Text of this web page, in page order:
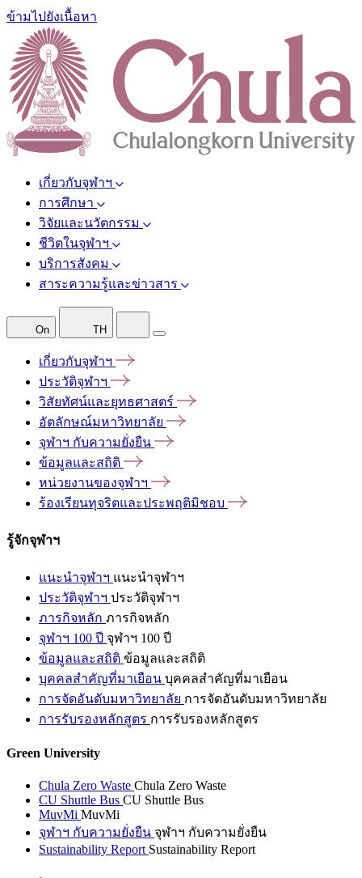
ข้ามไปยังเนื้อหา
เกี่ยวกับจุฬาฯ
การศึกษา
วิจัยและนวัตกรรม
ชีวิตในจุฬาฯ
บริการสังคม
สาระความรู้และข่าวสาร
On TH
เกี่ยวกับจุฬาฯ
ประวัติจุฬาฯ
วิสัยทัศน์และยุทธศาสตร์
อัตลักษณ์มหาวิทยาลัย
จุฬาฯ กับความยั่งยืน
ข้อมูลและสถิติ
หน่วยงานของจุฬาฯ
ร้องเรียนทุจริตและประพฤติมิชอบ
รู้จักจุฬาฯ
แนะนำจุฬาฯ แนะนำจุฬาฯ
ประวัติจุฬาฯ ประวัติจุฬาฯ
ภารกิจหลัก ภารกิจหลัก
จุฬาฯ 100 ปี จุฬาฯ 100 ปี
ข้อมูลและสถิติ ข้อมูลและสถิติ
บุคคลสำคัญที่มาเยือน บุคคลสำคัญที่มาเยือน
การจัดอันดับมหาวิทยาลัย การจัดอันดับมหาวิทยาลัย
การรับรองหลักสูตร การรับรองหลักสูตร
Green University
Chula Zero Waste Chula Zero Waste
CU Shuttle Bus CU Shuttle Bus
MuvMi MuvMi
จุฬาฯ กับความยั่งยืน จุฬาฯ กับความยั่งยืน
Sustainability Report Sustainability Report